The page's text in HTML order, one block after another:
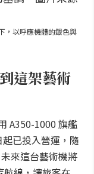
，以呼應機體的銀色與
這架藝術
A350-1000 旗艦
已投入營運，隨
來這台藝術機將